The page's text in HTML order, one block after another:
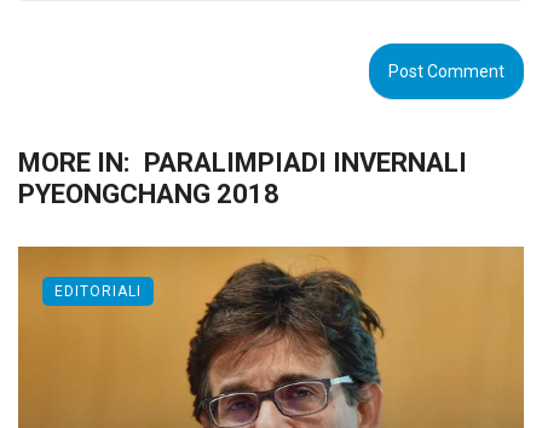
MORE IN: PARALIMPIADI INVERNALI
PYEONGCHANG 2018
EDITORIALI